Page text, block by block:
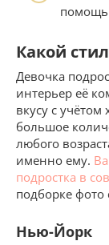
Какой
Девочка
интерьер её
вкусу с
большое
любого
именно ему.
подростка в
подборке
Нью-Йорк